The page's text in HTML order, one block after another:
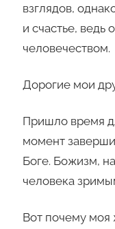
взглядов,
и счастье,
человечеством.
Дорогие мои
Пришло время
момент
Боге. Божизм,
человека
Вот почему моя